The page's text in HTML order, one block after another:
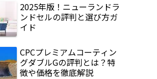
2025年版！ニューランドラ
ンドセルの評判と選び方ガ
イド
CPCプレミアムコーティン
グダブルGの評判とは？特
徴や価格を徹底解説